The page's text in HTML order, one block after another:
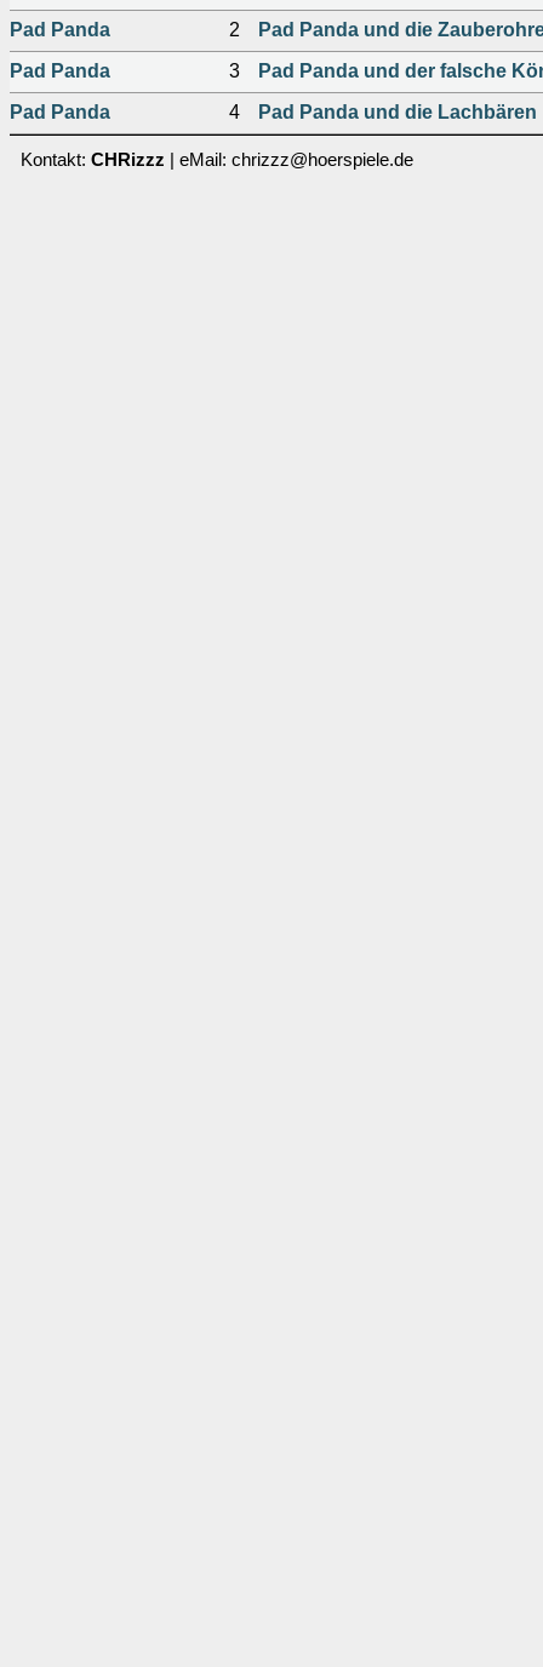
Pad Panda
2
Pad Panda und die
Pad Panda
3
Pad Panda und der falsche
Pad Panda
4 Pad Panda und die Lachbären
Kontakt: CHRizzz | eMail: chrizzz@hoerspiele.de